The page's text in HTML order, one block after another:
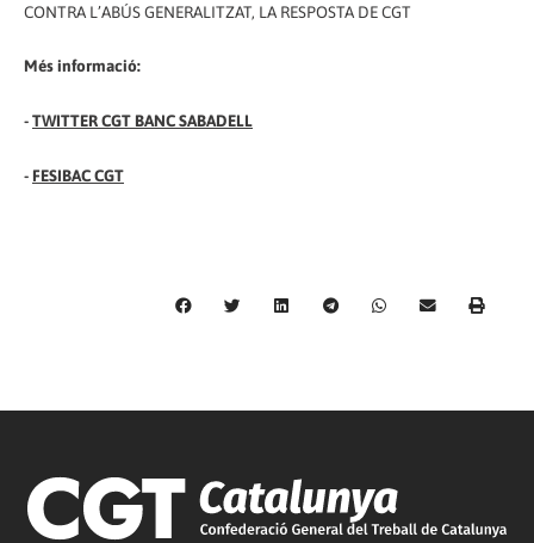
CONTRA L’ABÚS GENERALITZAT, LA RESPOSTA DE CGT
Més informació:
-TWITTER CGT BANC SABADELL
- FESIBAC CGT